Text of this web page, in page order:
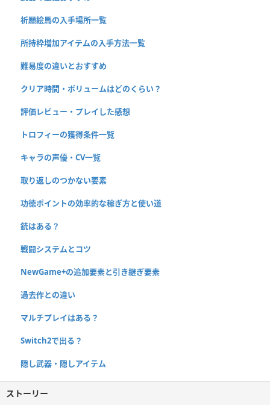
祈願絵馬の入手場所一覧
所持枠増加アイテムの入手方法一覧
難易度の違いとおすすめ
クリア時間・ボリュームはどのくらい？
評価レビュー・プレイした感想
トロフィーの獲得条件一覧
キャラの声優・CV一覧
取り返しのつかない要素
功徳ポイントの効率的な稼ぎ方と使い道
銃はある？
戦闘システムとコツ
NewGame+の追加要素と引き継ぎ要素
過去作との違い
マルチプレイはある？
Switch2で出る？
隠し武器・隠しアイテム
ストーリー